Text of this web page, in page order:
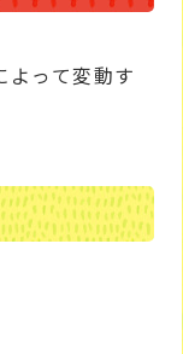
って変動す